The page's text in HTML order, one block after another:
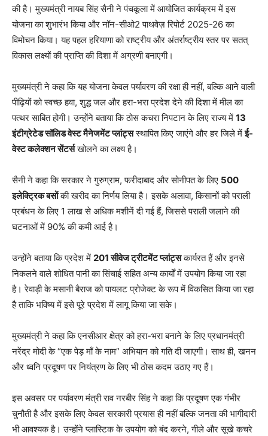
की है। मुख्यमंत्री नायब सिंह सैनी ने पंचकूला में आयोजित कार्यक्रम में इस
योजना का शुभारंभ किया और नॉन-सीओ2 पाथवेज़ रिपोर्ट 2025-26 का
विमोचन किया। यह पहल हरियाणा को राष्ट्रीय और अंतर्राष्ट्रीय स्तर पर सतत्
विकास लक्ष्यों की प्राप्ति की दिशा में अग्रणी बनाएगी।
मुख्यमंत्री ने कहा कि यह योजना केवल पर्यावरण की रक्षा ही नहीं, बल्कि आने वाली
पीढ़ियों को स्वच्छ हवा, शुद्ध जल और हरा-भरा प्रदेश देने की दिशा में मील का
पत्थर साबित होगी। उन्होंने बताया कि ठोस कचरा निपटान के लिए राज्य में 13
इंटीग्रेटेड सॉलिड वेस्ट मैनेजमेंट प्लांट्सस्थापित किए जाएंगे और हर जिले मेंई-
वेस्ट कलेक्शन सेंटर्सखोलने का लक्ष्य है।
सैनी ने कहा कि सरकार ने गुरुग्राम, फरीदाबाद और सोनीपत के लिए 500
इलेक्ट्रिक बसोंकी खरीद का निर्णय लिया है। इसके अलावा, किसानों को पराली
प्रबंधन के लिए 1 लाख से अधिक मशीनें दी गई हैं, जिससे पराली जलाने की
घटनाओं में 90% की कमी आई है।
उन्होंने बताया कि प्रदेश में 201 सीवेज ट्रीटमेंट प्लांट्सकार्यरत हैं और इनसे
निकलने वाले शोधित पानी का सिंचाई सहित अन्य कार्यों में उपयोग किया जा रहा
है। रेवाड़ी के मसानी बैराज को पायलट प्रोजेक्ट के रूप में विकसित किया जा रहा
है ताकि भविष्य में इसे पूरे प्रदेश में लागू किया जा सके।
मुख्यमंत्री ने कहा कि एनसीआर क्षेत्र को हरा-भरा बनाने के लिए प्रधानमंत्री
नरेंद्र मोदी के “एक पेड़ माँ के नाम” अभियान को गति दी जाएगी। साथ ही, खनन
और ध्वनि प्रदूषण पर नियंत्रण के लिए भी ठोस कदम उठाए गए हैं।
इस अवसर पर पर्यावरण मंत्री राव नरबीर सिंह ने कहा कि प्रदूषण एक गंभीर
चुनौती है और इसके लिए केवल सरकारी प्रयास ही नहीं बल्कि जनता की भागीदारी
भी आवश्यक है। उन्होंने प्लास्टिक के उपयोग को बंद करने, गीले और सूखे कचरे